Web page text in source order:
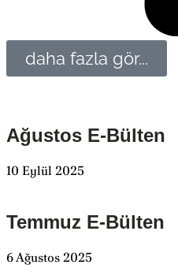
daha fazla gör...
Ağustos E-Bülten
10 Eylül 2025
Temmuz E-Bülten
6 Ağustos 2025